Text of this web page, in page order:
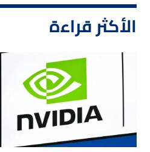
الأكثر قراءة